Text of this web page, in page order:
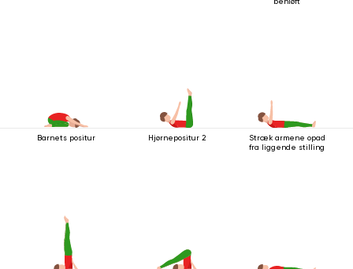
Barnets positur Hjørnepositur 2
Stræk armene opad
fra liggende stilling